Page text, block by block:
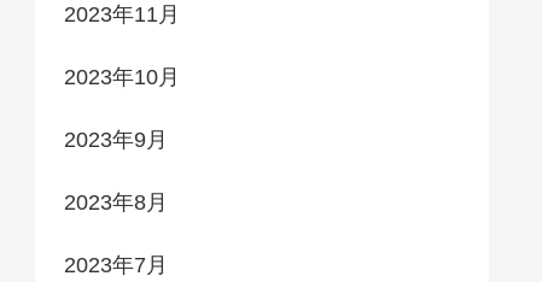
2023年11月
2023年10月
2023年9月
2023年8月
2023年7月